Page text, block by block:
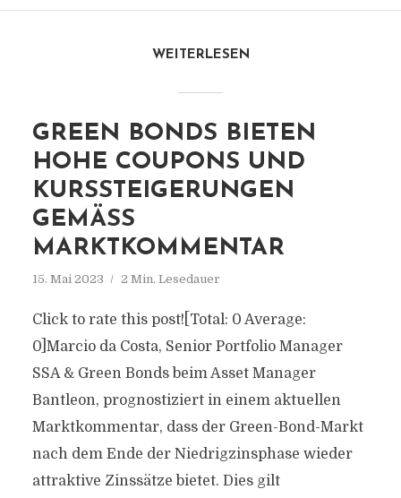
WEITERLESEN
GREEN BONDS BIETEN
HOHE COUPONS UND
KURSSTEIGERUNGEN
GEMÄSS M
ARKTKOMMENTAR
15. Mai 2023 2 Min. Lesedauer
Click to rate this post![Total: 0 Average:
0]Marcio da Costa, Senior Portfolio Manager
SSA & Green Bonds beim Asset Manager
Bantleon, prognostiziert in einem aktuellen
Marktkommentar, dass der Green-Bond-Markt
nach dem Ende der Niedrigzinsphase wieder
attraktive Zinssätze bietet. Dies gilt